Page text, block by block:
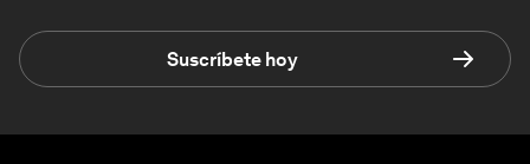
Suscríbete hoy